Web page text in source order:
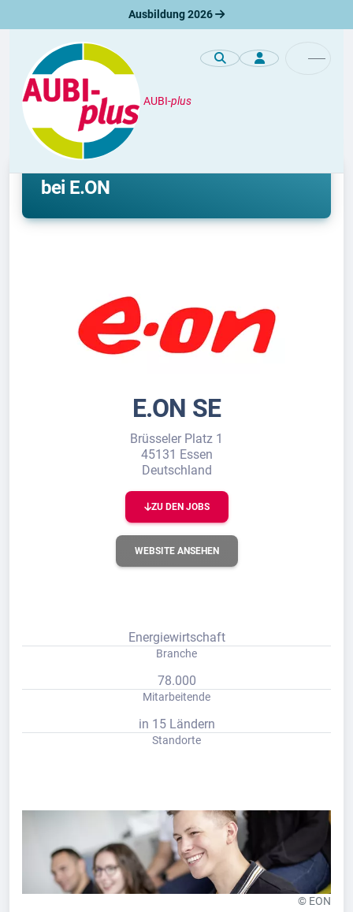
Ausbildung 2026
AUBI-plus
Premiumprofile
Ausbildung und Duales Studium
bei E.ON
E.ON SE
Brüsseler Platz 1
45131 Essen
Deutschland
ZU DEN JOBS
WEBSITE ANSEHEN
Energiewirtschaft
Branche
78.000
Mitarbeitende
in 15 Ländern
Standorte
© EON